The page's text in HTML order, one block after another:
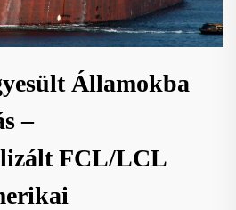
Államokba
–
FCL/LCL